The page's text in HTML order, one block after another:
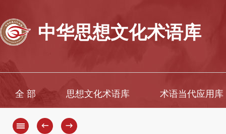
中华思想文化术语库
全 部 思想文化术语库 术语当代应用库
← →